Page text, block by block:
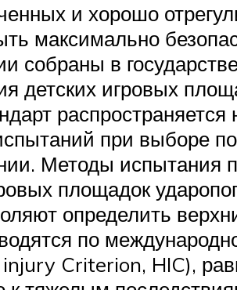
и хорошо
максимально
собраны в
игровых
при выборе
Методы
площадок
определить
по
Criterion, HIC),